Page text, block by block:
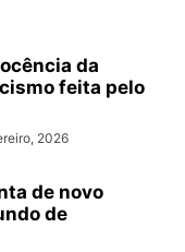
da
feita pelo
2026
de novo
de